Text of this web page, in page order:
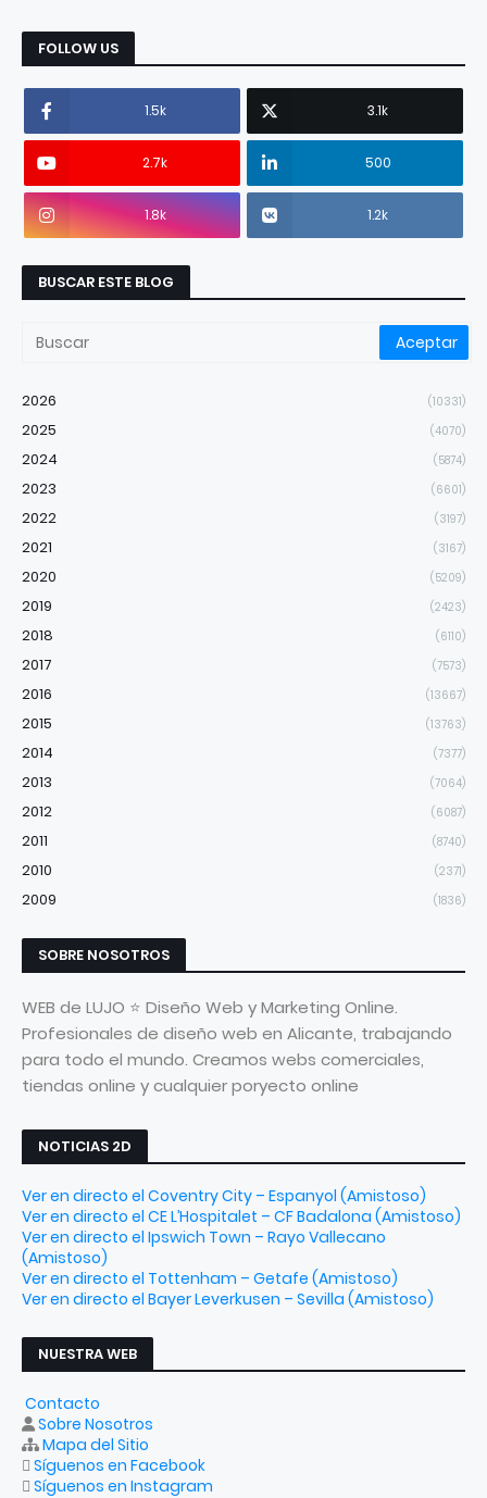
FOLLOW US
1.5k 3.1k
2.7k 500
1.8k 1.2k
BUSCAR ESTE BLOG
2026 (10331)
2025 (4070)
2024 (5874)
2023 (6601)
2022 (3197)
2021 (3167)
2020 (5209)
2019 (2423)
2018 (6110)
2017 (7573)
2016 (13667)
2015 (13763)
2014 (7377)
2013 (7064)
2012 (6087)
2011 (8740)
2010 (2371)
2009 (1836)
SOBRE NOSOTROS
WEB de LUJO ⭐ Diseño Web y Marketing Online.
Profesionales de diseño web en Alicante, trabajando
para todo el mundo. Creamos webs comerciales,
tiendas online y cualquier poryecto online
NOTICIAS 2D
Ver en directo el Coventry City – Espanyol (Amistoso)
Ver en directo el CE L’Hospitalet – CF Badalona (Amistoso)
Ver en directo el Ipswich Town – Rayo Vallecano
(Amistoso)
Ver en directo el Tottenham – Getafe (Amistoso)
Ver en directo el Bayer Leverkusen – Sevilla (Amistoso)
NUESTRA WEB
Contacto
Sobre Nosotros
Mapa del Sitio
Síguenos en Facebook
Síguenos en Instagram